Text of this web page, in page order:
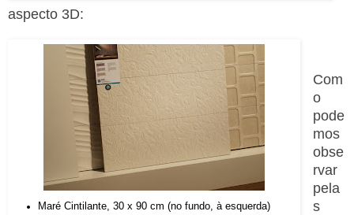
aspecto 3D:
Maré Cintilante, 30 x 90 cm (no fundo, à esquerda)
Com
o
pode
mos
obse
rvar
pela
s